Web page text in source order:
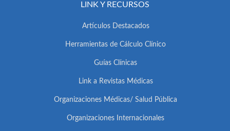
LINK Y RECURSOS
Artículos Destacados
Herramientas de Cálculo Clínico
Guías Clínicas
Link a Revistas Médicas
Organizaciones Médicas/ Salud Pública
Organizaciones Internacionales